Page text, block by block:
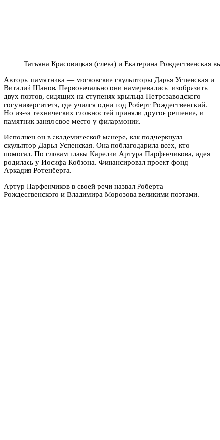
Татьяна Красовицкая (слева) и Екатерина Рождественская
Авторы памятника — московские скульпторы Дарья Успенская и
Виталий Шанов. Первоначально они намеревались изобразить
двух поэтов, сидящих на ступенях крыльца Петрозаводского
госуниверситета, где учился одни год Роберт Рождественский.
Но из-за технических сложностей приняли другое решение, и
памятник занял свое место у филармонии.
Исполнен он в академической манере, как подчеркнула
скульптор Дарья Успенская. Она поблагодарила всех, кто
помогал. По словам главы Карелии Артура Парфенчикова, идея
родилась у Иосифа Кобзона. Финансировал проект фонд
Аркадия Ротенберга.
Артур Парфенчиков в своей речи назвал Роберта
Рождественского и Владимира Морозова великими поэтами.